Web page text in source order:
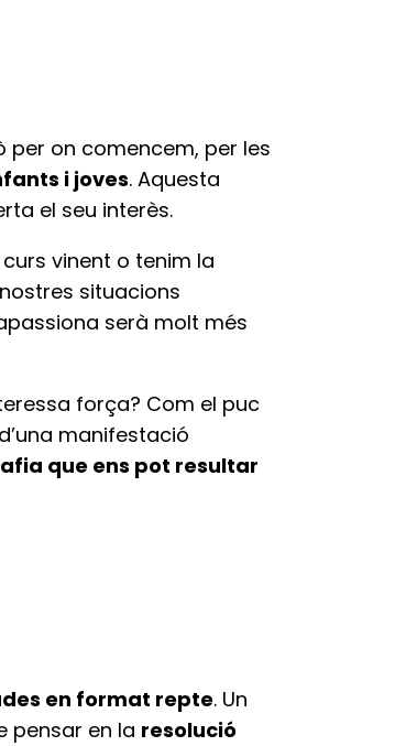
on comencem, per les
i joves. Aquesta
el seu interès.
vinent o tenim la
situacions
serà molt més
força? Com el puc
manifestació
que ens pot resultar
en format repte. Un
pensar en la resolució